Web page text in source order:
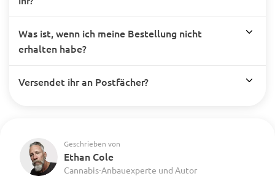
Was ist, wenn ich meine Bestellung nicht
erhalten habe?
Versendet ihr an Postfächer?
Geschrieben von
Ethan Cole
Cannabis-Anbauexperte und Autor